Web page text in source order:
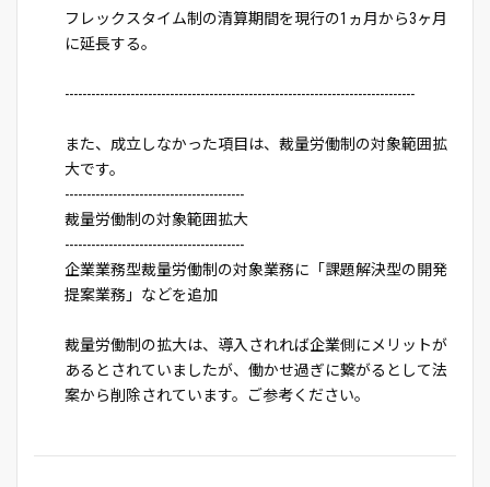
フレックスタイム制の清算期間を現行の1ヵ月から3ヶ月
に延長する。
--------------------------------------------------------------------------------
また、成立しなかった項目は、裁量労働制の対象範囲拡
大です。
-----------------------------------------
裁量労働制の対象範囲拡大
-----------------------------------------
企業業務型裁量労働制の対象業務に「課題解決型の開発
提案業務」などを追加
裁量労働制の拡大は、導入されれば企業側にメリットが
あるとされていましたが、働かせ過ぎに繋がるとして法
案から削除されています。ご参考ください。